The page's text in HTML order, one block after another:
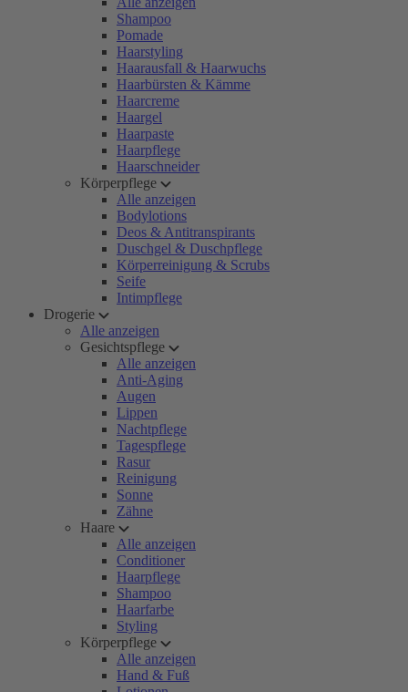
Shampoo
Pomade
Haarstyling
Haarausfall & Haarwuchs
Haarbürsten & Kämme
Haarcreme
Haargel
Haarpaste
Haarpflege
Haarschneider
Körperpflege
Alle anzeigen
Bodylotions
Deos & Antitranspirants
Duschgel & Duschpflege
Körperreinigung & Scrubs
Seife
Intimpflege
Drogerie
Alle anzeigen
Gesichtspflege
Alle anzeigen
Anti-Aging
Augen
Lippen
Nachtpflege
Tagespflege
Rasur
Reinigung
Sonne
Zähne
Haare
Alle anzeigen
Conditioner
Haarpflege
Shampoo
Haarfarbe
Styling
Körperpflege
Alle anzeigen
Hand & Fuß